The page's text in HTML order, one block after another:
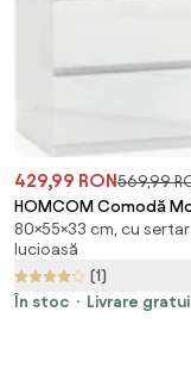
429,99 RON569,99
HOMCOM Comodă
cu 4 Sertare Anti-
Comodă din Pal
55x33x80 cm, Alb
Aosom Romania
80×55×33 cm, cu
lucioasă
(1)
În stoc
Livrare